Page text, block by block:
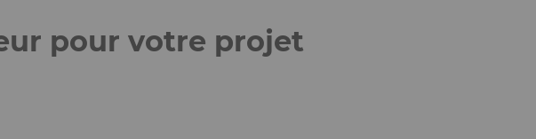
pour votre projet